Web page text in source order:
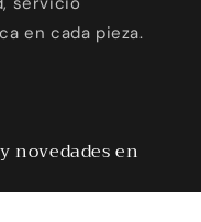
en cada pieza.
novedades en